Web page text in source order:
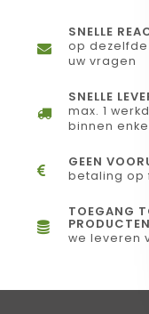
SNELLE
op
uw vragen
SNELLE
max. 1
binnen
GEEN
betaling op
TOEGANG
PRODUCTEN
we leveren